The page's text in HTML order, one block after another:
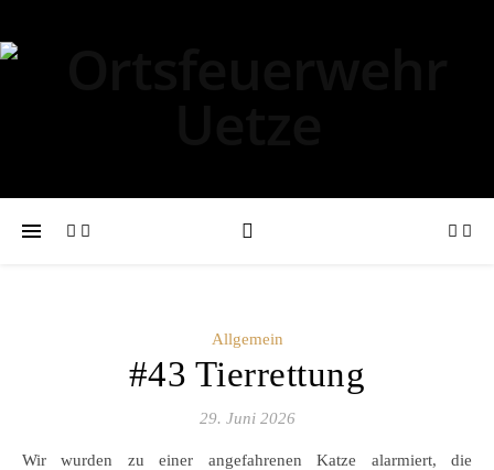
Allgemein
#43 Tierrettung
29. Juni 2026
Wir wurden zu einer angefahrenen Katze alarmiert, die